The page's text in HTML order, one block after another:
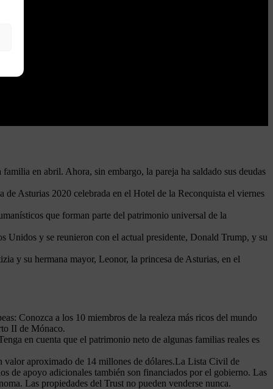
en abril. Ahora, sin embargo, la pareja ha saldado sus deudas
Asturias 2020 celebrada en el Hotel de la Reconquista el viernes
que forman parte del patrimonio universal de la
Unidos y se reunieron con el actual presidente, Donald Trump, y su
y su hermana mayor, Leonor, la princesa de Asturias, en el
Conozca a los 10 miembros de la realeza más ricos del mundo
II de Mónaco.
en cuenta que el patrimonio neto de algunas familias reales es
valor aproximado de 14 millones de dólares.La Lista Civil de
de apoyo adicionales también son financiados por el gobierno. Las
Las propiedades del Trust no pueden venderse nunca.